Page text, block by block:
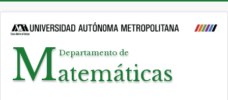
Departamento de
Matemáticas
Departamento de Matematicas, UAM Iztapalapa 2026